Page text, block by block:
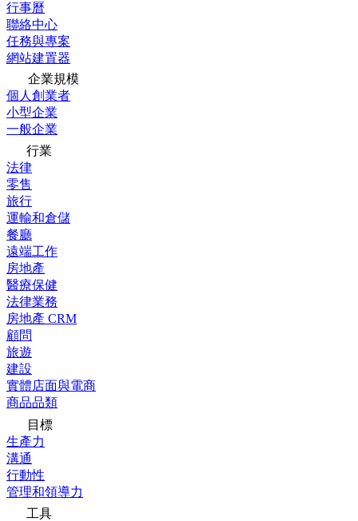
行事曆
聯絡中心
任務與專案
網站建置器
企業規模
個人創業者
小型企業
一般企業
行業
法律
零售
旅行
運輸和倉儲
餐廳
遠端工作
房地產
醫療保健
法律業務
房地產 CRM
顧問
旅遊
建設
實體店面與電商
商品品類
目標
生產力
溝通
行動性
管理和領導力
工具